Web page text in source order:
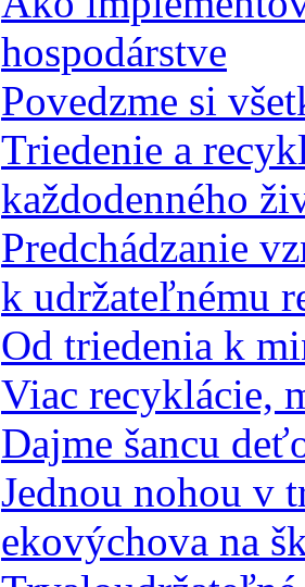
hospodárstve
Povedzme si
Triedenie a
každodenného
Predchádzanie
k udržateľnému
Od triedenia k
Viac recyklácie,
Dajme šancu
Jednou nohou v
ekovýchova na